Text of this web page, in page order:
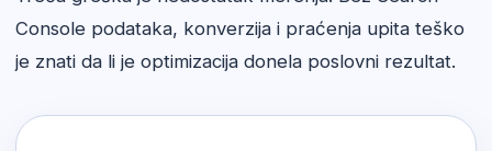
Console podataka, konverzija i praćenja upita teško
je znati da li je optimizacija donela poslovni rezultat.